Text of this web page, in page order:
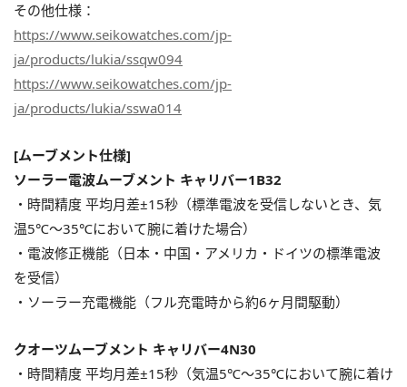
その他仕様：
https://www.seikowatches.com/jp-
ja/products/lukia/ssqw094
https://www.seikowatches.com/jp-
ja/products/lukia/sswa014
[ムーブメント仕様]
ソーラー電波ムーブメント キャリバー1B32
・時間精度 平均月差±15秒（標準電波を受信しないとき、気
温5℃〜35℃において腕に着けた場合）
・電波修正機能（日本・中国・アメリカ・ドイツの標準電波
を受信）
・ソーラー充電機能（フル充電時から約6ヶ月間駆動）
クオーツムーブメント キャリバー4N30
・時間精度 平均月差±15秒（気温5℃〜35℃において腕に着け